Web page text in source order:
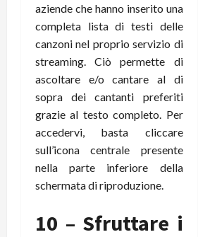
aziende che hanno inserito una
completa lista di testi delle
canzoni nel proprio servizio di
streaming. Ciò permette di
ascoltare e/o cantare al di
sopra dei cantanti preferiti
grazie al testo completo. Per
accedervi, basta cliccare
sull’icona centrale presente
nella parte inferiore della
schermata di riproduzione.
10 – Sfruttare i